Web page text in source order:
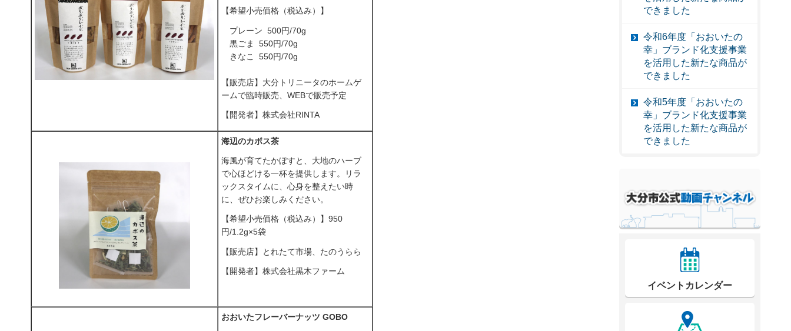
【希望小売価格（税込み）】
プレーン 500円/70g
黒ごま 550円/70g
きなこ 550円/70g
【販売店】大分トリニータのホームゲ
ームで臨時販売、WEBで販売予定
【開発者】株式会社RINTA
海辺のカボス茶
海風が育てたかぼすと、大地のハーブ
で心ほどける一杯を提供します。リラ
ックスタイムに、心身を整えたい時
に、ぜひお楽しみください。
【希望小売価格（税込み）】950
円/1.2g×5袋
【販売店】とれたて市場、たのうらら
【開発者】株式会社黒木ファーム
おおいたフレーバーナッツ GOBO
できました
令和6年度「おおいたの
幸」ブランド化支援事業
を活用した新たな商品が
できました
令和5年度「おおいたの
幸」ブランド化支援事業
を活用した新たな商品が
できました
イベントカレンダー